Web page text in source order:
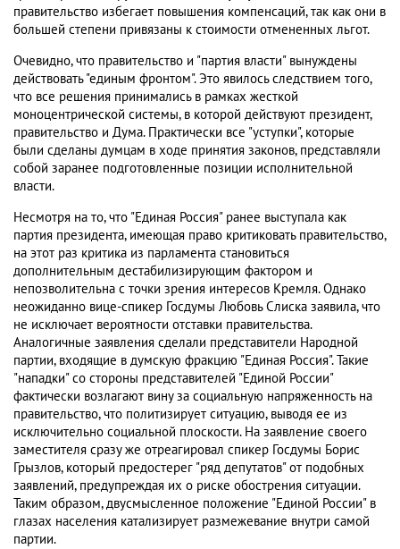
правительство избегает повышения компенсаций, так как они в
большей степени привязаны к стоимости отмененных льгот.
Очевидно, что правительство и "партия власти" вынуждены
действовать "единым фронтом". Это явилось следствием того,
что все решения принимались в рамках жесткой
моноцентрической системы, в которой действуют президент,
правительство и Дума. Практически все "уступки", которые
были сделаны думцам в ходе принятия законов, представляли
собой заранее подготовленные позиции исполнительной
власти.
Несмотря на то, что "Единая Россия" ранее выступала как
партия президента, имеющая право критиковать правительство,
на этот раз критика из парламента становиться
дополнительным дестабилизирующим фактором и
непозволительна с точки зрения интересов Кремля. Однако
неожиданно вице-спикер Госдумы Любовь Слиска заявила, что
не исключает вероятности отставки правительства.
Аналогичные заявления сделали представители Народной
партии, входящие в думскую фракцию "Единая Россия". Такие
"нападки" со стороны представителей "Единой России"
фактически возлагают вину за социальную напряженность на
правительство, что политизирует ситуацию, выводя ее из
исключительно социальной плоскости. На заявление своего
заместителя сразу же отреагировал спикер Госдумы Борис
Грызлов, который предостерег "ряд депутатов" от подобных
заявлений, предупреждая их о риске обострения ситуации.
Таким образом, двусмысленное положение "Единой России" в
глазах населения катализирует размежевание внутри самой
партии.